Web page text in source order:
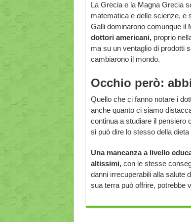
La Grecia e la Magna Grecia
matematica e delle scienze, e
Galli dominarono comunque il
dottori americani, proprio
ma su un ventaglio di prodotti
cambiarono il mondo.
Occhio però:
Quello che ci fanno notare i
anche quanto ci siamo
continua a studiare il pensiero
si può dire lo stesso della
Una mancanza a livello
altissimi, con le stesse
danni irrecuperabili alla salute
sua terra può offrire, potrebbe